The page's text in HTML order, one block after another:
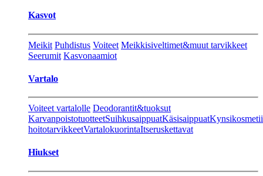
Kasvot
Meikit Puhdistus Voiteet Meikkisiveltimet&muut tarvikkeet
Seerumit Kasvonaamiot
Vartalo
Voiteet vartalolle Deodorantit&tuoksut
KarvanpoistotuotteetSuihkusaippuatKäsisaippuat
hoitotarvikkeetVartalokuorintaItseruskettavat
Hiukset